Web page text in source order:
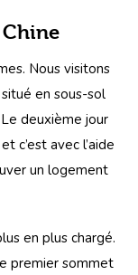
Nous visitons
en sous-sol
deuxième jour
c’est avec l’aide
un logement
en plus chargé.
premier sommet